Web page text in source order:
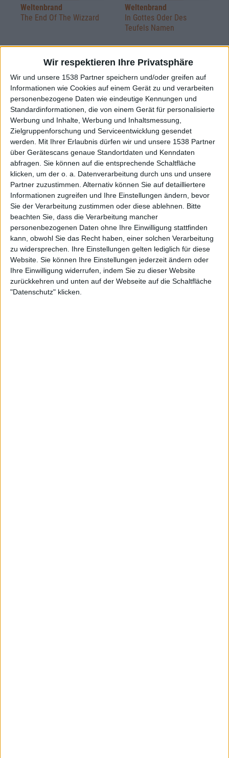
Wir respektieren Ihre Privatsphäre
Wir und unsere 1538 Partner speichern und/oder greifen auf
Informationen wie Cookies auf einem Gerät zu und verarbeiten
personenbezogene Daten wie eindeutige Kennungen und
Standardinformationen, die von einem Gerät für personalisierte
Werbung und Inhalte, Werbung und Inhaltsmessung,
Zielgruppenforschung und Serviceentwicklung gesendet
werden. Mit Ihrer Erlaubnis dürfen wir und unsere 1538 Partner
über Gerätescans genaue Standortdaten und Kenndaten
abfragen. Sie können auf die entsprechende Schaltfläche
klicken, um der o. a. Datenverarbeitung durch uns und unsere
Partner zuzustimmen. Alternativ können Sie auf detailliertere
Informationen zugreifen und Ihre Einstellungen ändern, bevor
Sie der Verarbeitung zustimmen oder diese ablehnen. Bitte
beachten Sie, dass die Verarbeitung mancher
personenbezogenen Daten ohne Ihre Einwilligung stattfinden
kann, obwohl Sie das Recht haben, einer solchen Verarbeitung
zu widersprechen. Ihre Einstellungen gelten lediglich für diese
Website. Sie können Ihre Einstellungen jederzeit ändern oder
Ihre Einwilligung widerrufen, indem Sie zu dieser Website
zurückkehren und unten auf der Webseite auf die Schaltfläche
"Datenschutz" klicken.
Weltenbrand
The End Of The Wizzard
Weltenbrand
In Gottes Oder Des
Teufels Namen
9/10
Review
Weltenbrand
Der Untergang Von
Trisona
Aktuell